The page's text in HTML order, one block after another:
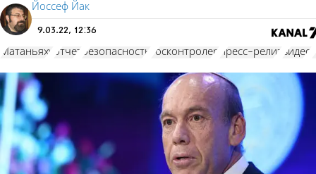
Йоссеф Йак
9.03.22, 12:36
Матаньяху отчет безопасность госконтролер пресс-релиз видео